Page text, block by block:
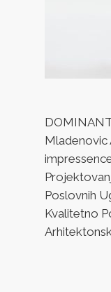
Mladenovic
Poslovnih
Kvalitetno